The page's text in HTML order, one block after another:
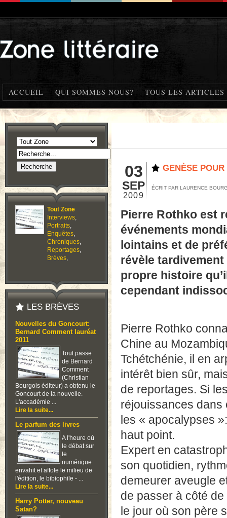
ACCUEIL QUI SOMMES NOUS? TOUS LES ARTICLES
Tout Zone
Interviews,
Portraits,
Enquêtes,
Chroniques,
Reportages,
Brèves,
LES BRÈVES
Nouvelles du Goncourt:
Bernard Comment lauréat
2011
Tout passe
de Bernard
Comment
(Christian
Bourgois éditeur) a obtenu le
Goncourt de la nouvelle.
L'accadémie ...
Lire la suite...
Le parfum des livres
A l'heure où
le débat sur
le
numérique
envahit et affole le milieu de
l'édition, le bibiophile - ...
Lire la suite...
Harry Potter, nouveau
Satan?
03
SEP
2009
GENÈSE
ÉCRIT PAR LAURENCE
Pierre Rothko est
événements
lointains et de
révèle
propre histoire
cependant
Pierre Rothko
Chine au
Tchétchénie, il en
intérêt bien sûr,
de reportages. Si
réjouissances dans
les « apocalypses
haut point.
Expert en
son quotidien,
demeurer aveugle
de passer à côté de
le jour où son père